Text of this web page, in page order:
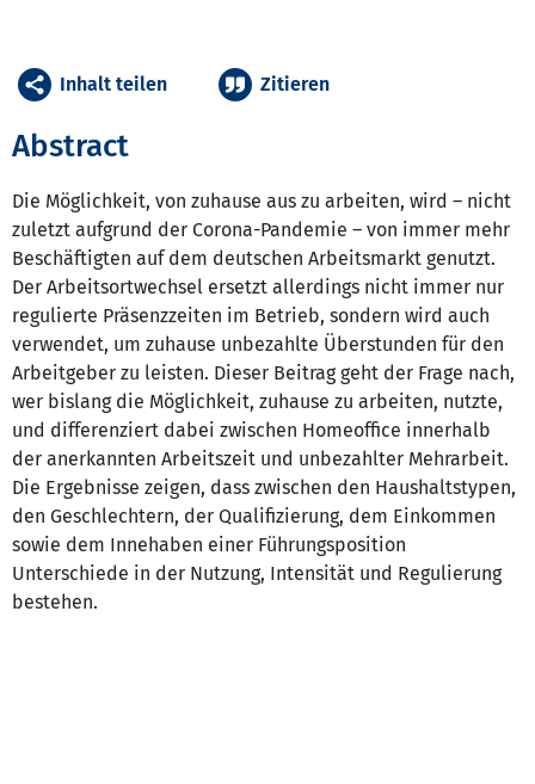
Abstract
Die Möglichkeit, von zuhause aus zu arbeiten, wird – nicht
zuletzt aufgrund der Corona-Pandemie – von immer mehr
Beschäftigten auf dem deutschen Arbeitsmarkt genutzt.
Der Arbeitsortwechsel ersetzt allerdings nicht immer nur
regulierte Präsenzzeiten im Betrieb, sondern wird auch
verwendet, um zuhause unbezahlte Überstunden für den
Arbeitgeber zu leisten. Dieser Beitrag geht der Frage nach,
wer bislang die Möglichkeit, zuhause zu arbeiten, nutzte,
und differenziert dabei zwischen Homeoffice innerhalb
der anerkannten Arbeitszeit und unbezahlter Mehrarbeit.
Die Ergebnisse zeigen, dass zwischen den Haushaltstypen,
den Geschlechtern, der Qualifizierung, dem Einkommen
sowie dem Innehaben einer Führungsposition
Unterschiede in der Nutzung, Intensität und Regulierung
bestehen.
Inhalt teilen Zitieren